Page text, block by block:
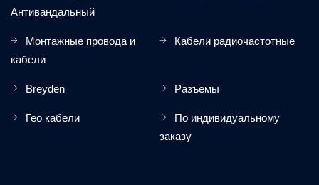
Антивандальный
Монтажные провода и
кабели
Кабели радиочастотные
Breyden Разъемы
Гео кабели
По индивидуальному
заказу